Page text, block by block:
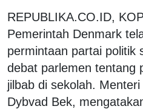
REPUBLIKA.CO.ID,
Pemerintah Denmark
permintaan partai politik
debat parlemen tentang
jilbab di sekolah.
Dybvad Bek,